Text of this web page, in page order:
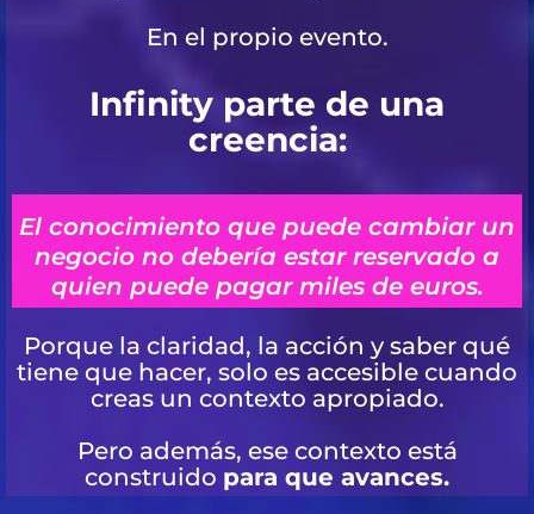
En el propio evento.
Infinity parte de una
creencia:
El conocimiento que puede cambiar un
negocio no debería estar reservado a
quien puede pagar miles de euros.
Porque la claridad, la acción y saber qué
tiene que hacer, solo es accesible cuando
creas un contexto apropiado.
Pero además, ese contexto está
construido para que avances.